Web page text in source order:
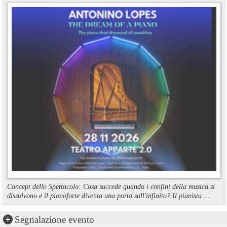
Concept dello Spettacolo: Cosa succede quando i confini della musica si
dissolvono e il pianoforte diventa una porta sull'infinito? Il pianista ...
Segnalazione evento